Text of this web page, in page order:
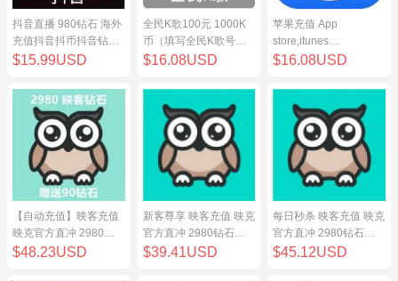
抖音直播 980钻石 海外
充值抖音抖币抖音钻98
元
$15.99USD
全民K歌100元 1000K
币（填写全民K歌号充
值）
$16.08USD
苹果充值 App
store,itunes
store,iphone,ipad中国
$16.08USD
【自动充值】映客充值
映克官方直冲 2980钻
石 298元 inke钻石
$48.23USD
新客尊享 映客充值 映克
官方直冲 2980钻石
298元 inke钻石
$39.41USD
每日秒杀 映客充值 映克
官方直冲 2980钻石
298元 inke钻石
$45.12USD